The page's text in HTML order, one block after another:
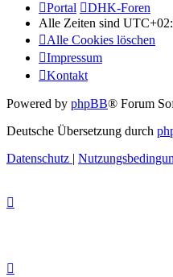
Portal
DHK-Foren
Alle Zeiten sind
Alle Cookies löschen
Impressum
Kontakt
Powered by phpBB® Forum
Deutsche Übersetzung durch
Datenschutz |